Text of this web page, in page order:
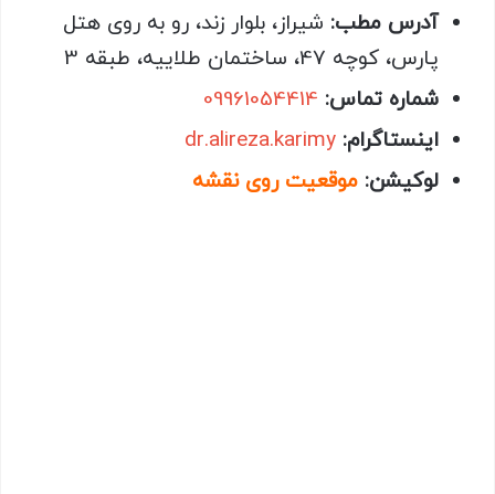
آدرس مطب: شیراز، بلوار زند، رو به روی هتل
پارس، کوچه 47، ساختمان طلاییه، طبقه 3
شماره تماس:
اینستاگرام: dr.alireza.karimy
لوکیشن: موقعیت روی نقشه